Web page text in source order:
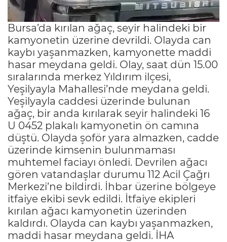
Bursa’da kırılan ağaç, seyir halindeki bir
kamyonetin üzerine devrildi. Olayda can
kaybı yaşanmazken, kamyonette maddi
hasar meydana geldi. Olay, saat dün 15.00
sıralarında merkez Yıldırım ilçesi,
Yeşilyayla Mahallesi’nde meydana geldi.
Yeşilyayla caddesi üzerinde bulunan
ağaç, bir anda kırılarak seyir halindeki 16
U 0452 plakalı kamyonetin ön camına
düştü. Olayda şoför yara almazken, cadde
üzerinde kimsenin bulunmaması
muhtemel faciayı önledi. Devrilen ağacı
gören vatandaşlar durumu 112 Acil Çağrı
Merkezi’ne bildirdi. İhbar üzerine bölgeye
itfaiye ekibi sevk edildi. İtfaiye ekipleri
kırılan ağacı kamyonetin üzerinden
kaldırdı. Olayda can kaybı yaşanmazken,
maddi hasar meydana geldi. İHA